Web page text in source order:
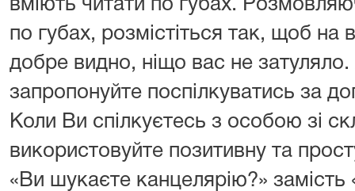
вміють читати по губах.
по губах, розмістіться так, щоб на
добре видно, ніщо вас не
запропонуйте поспілкуватись за
Коли Ви спілкуєтесь з особою зі
використовуйте позитивну та
«Ви шукаєте канцелярію?»